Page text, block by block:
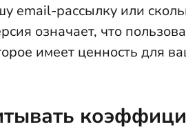
email-рассылку или
означает, что
имеет ценность для